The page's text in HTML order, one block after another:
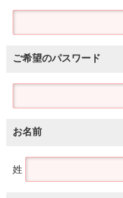
ご希望のパスワード
お名前
姓